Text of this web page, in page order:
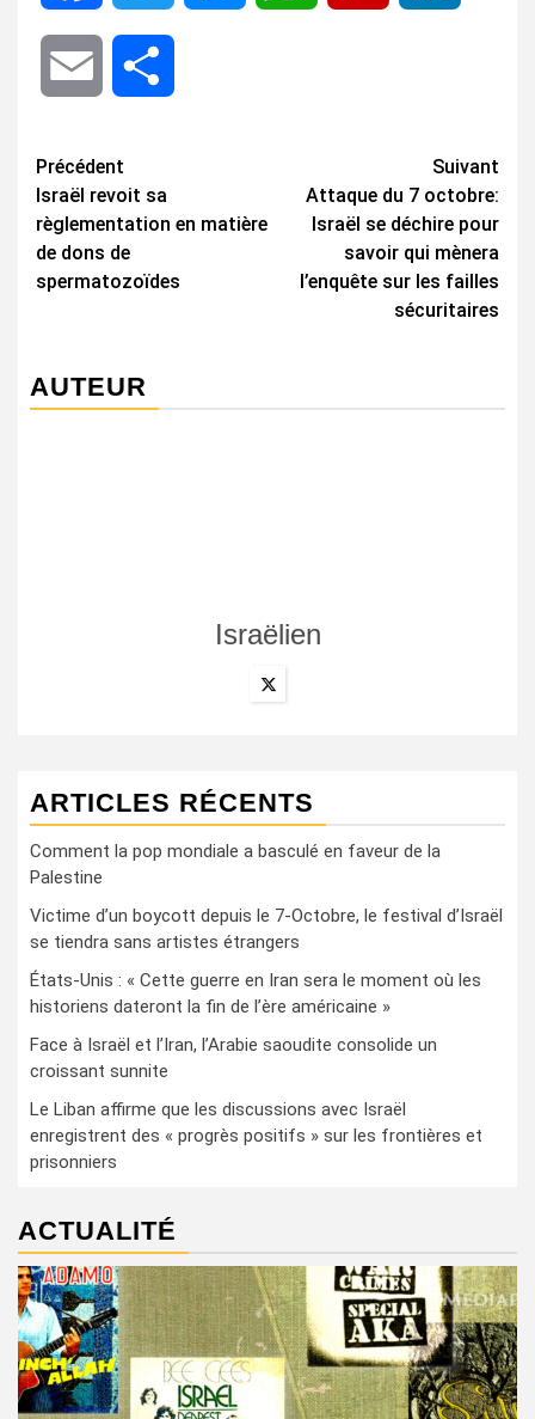
Email
Navigation
d’article
Précédent
Israël revoit sa
règlementation en matière
de dons de
spermatozoïdes
Suivant
Attaque du 7 octobre:
Israël se déchire pour
savoir qui mènera
l’enquête sur les failles
sécuritaires
AUTEUR
Israëlien
ARTICLES RÉCENTS
Comment la pop mondiale a basculé en faveur de la
Palestine
Victime d’un boycott depuis le 7-Octobre, le festival d’Israël
se tiendra sans artistes étrangers
États-Unis : « Cette guerre en Iran sera le moment où les
historiens dateront la fin de l’ère américaine »
Face à Israël et l’Iran, l’Arabie saoudite consolide un
croissant sunnite
Le Liban affirme que les discussions avec Israël
enregistrent des « progrès positifs » sur les frontières et
prisonniers
ACTUALITÉ